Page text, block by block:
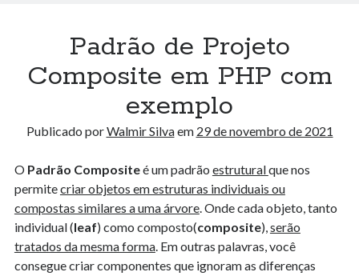
Entendendo o Algoritmo Hourglass Sum em Arrays 2D
Métricas Avançadas : Explorando a Média Winsorizada, Média de
Médias, Desvio Absoluto Mediano e Média Logarítmica
7 de novembro de 2023
Arquivos
Padrão de Projeto
Composite em PHP com
exemplo
Publicado porWalmir Silvaem 29 de novembro de 2021
O Padrão Compositeé um padrão estruturalque nos
permitecriar objetos em estruturas individuais ou
compostas similares a uma árvore. Onde cada objeto, tanto
individual (leaf) como composto(composite),serão
tratados da mesma forma. Em outras palavras, você
consegue criar componentes que ignoram as diferenças